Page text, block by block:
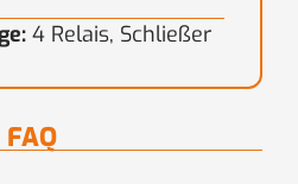
4 Relais, Schließer
FAQ